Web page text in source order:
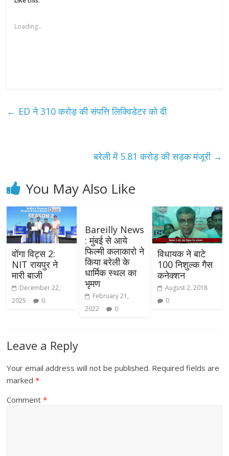
Loading...
← ED ने 310 करोड़ की संपत्ति लिक्विडेटर को दी
बरेली में 5.81 करोड़ की सड़क मंजूरी →
You May Also Like
वोंगा विट्स 2:
NIT रायपुर ने
मारी बाजी
December 22,
2025
0
Bareilly News
: मुंबई से आये
फिल्मी कलाकारो ने
किया बरेली के
धार्मिक स्थल का
भृमण
February 21,
2022
0
विधायक ने बाटे
100 निशुल्क गैस
कनेक्शन
August 2, 2018
0
Leave a Reply
Your email address will not be published. Required fields are
marked*
Comment*